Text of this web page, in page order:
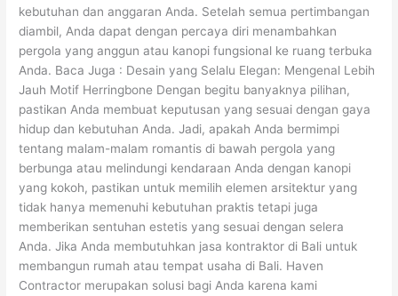
kebutuhan dan anggaran Anda. Setelah semua pertimbangan
diambil, Anda dapat dengan percaya diri menambahkan
pergola yang anggun atau kanopi fungsional ke ruang terbuka
Anda. Baca Juga : Desain yang Selalu Elegan: Mengenal Lebih
Jauh Motif Herringbone Dengan begitu banyaknya pilihan,
pastikan Anda membuat keputusan yang sesuai dengan gaya
hidup dan kebutuhan Anda. Jadi, apakah Anda bermimpi
tentang malam-malam romantis di bawah pergola yang
berbunga atau melindungi kendaraan Anda dengan kanopi
yang kokoh, pastikan untuk memilih elemen arsitektur yang
tidak hanya memenuhi kebutuhan praktis tetapi juga
memberikan sentuhan estetis yang sesuai dengan selera
Anda. Jika Anda membutuhkan jasa kontraktor di Bali untuk
membangun rumah atau tempat usaha di Bali. Haven
Contractor merupakan solusi bagi Anda karena kami